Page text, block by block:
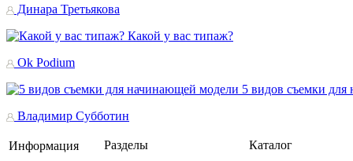
Динара Третьякова
Какой у вас типаж?
Ok Podium
5 видов съемки
Владимир Субботин
Информация Разделы Каталог